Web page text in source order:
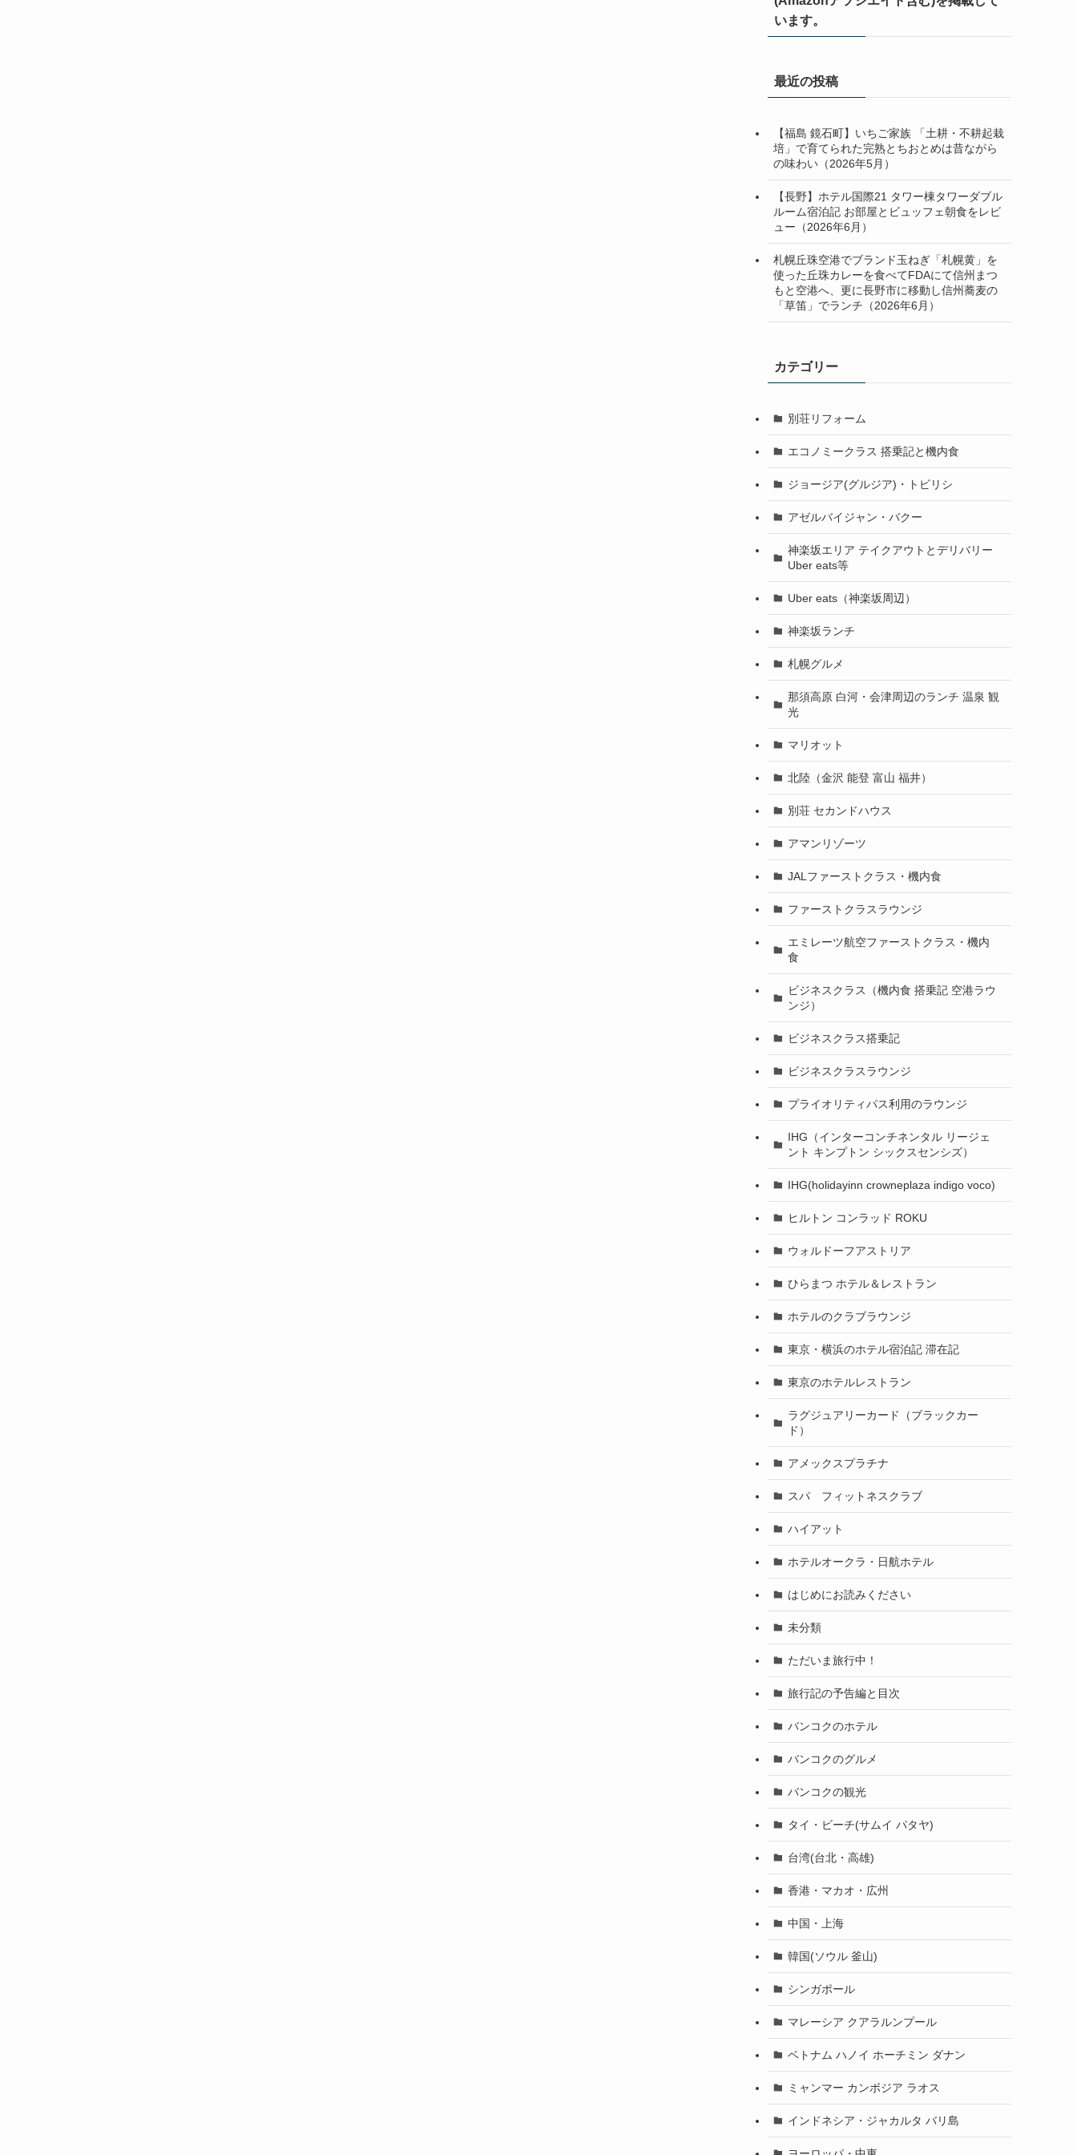
います。
最近の投稿
【福島 鏡石町】いちご家族 「土耕・不耕起栽
培」で育てられた完熟とちおとめは昔ながら
の味わい（2026年5月）
【長野】ホテル国際21 タワー棟タワーダブル
ルーム宿泊記 お部屋とビュッフェ朝食をレビ
ュー（2026年6月）
札幌丘珠空港でブランド玉ねぎ「札幌黄」を
使った丘珠カレーを食べてFDAにて信州まつ
もと空港へ、更に長野市に移動し信州蕎麦の
「草笛」でランチ（2026年6月）
カテゴリー
別荘リフォーム
エコノミークラス 搭乗記と機内食
ジョージア(グルジア)・トビリシ
アゼルバイジャン・バクー
神楽坂エリア テイクアウトとデリバリー
Uber eats等
Uber eats（神楽坂周辺）
神楽坂ランチ
札幌グルメ
那須高原 白河・会津周辺のランチ 温泉 観
光
マリオット
北陸（金沢 能登 富山 福井）
別荘 セカンドハウス
アマンリゾーツ
JALファーストクラス・機内食
ファーストクラスラウンジ
エミレーツ航空ファーストクラス・機内
食
ビジネスクラス（機内食 搭乗記 空港ラウ
ンジ）
ビジネスクラス搭乗記
ビジネスクラスラウンジ
プライオリティパス利用のラウンジ
IHG（インターコンチネンタル リージェ
ント キンプトン シックスセンシズ）
IHG(holidayinn crowneplaza indigo voco)
ヒルトン コンラッド ROKU
ウォルドーフアストリア
ひらまつ ホテル＆レストラン
ホテルのクラブラウンジ
東京・横浜のホテル宿泊記 滞在記
東京のホテルレストラン
ラグジュアリーカード（ブラックカー
ド）
アメックスプラチナ
スパ フィットネスクラブ
ハイアット
ホテルオークラ・日航ホテル
はじめにお読みください
未分類
ただいま旅行中！
旅行記の予告編と目次
バンコクのホテル
バンコクのグルメ
バンコクの観光
タイ・ビーチ(サムイ パタヤ)
台湾(台北・高雄)
香港・マカオ・広州
中国・上海
韓国(ソウル 釜山)
シンガポール
マレーシア クアラルンプール
ベトナム ハノイ ホーチミン ダナン
ミャンマー カンボジア ラオス
インドネシア・ジャカルタ バリ島